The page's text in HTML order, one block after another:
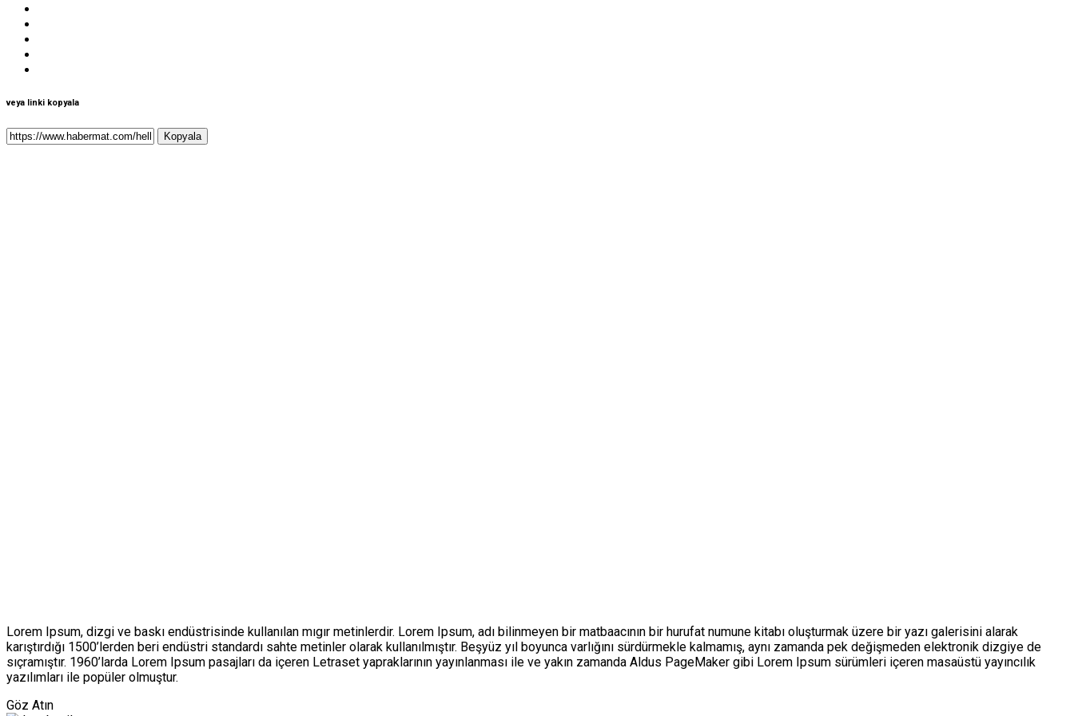
veya linki kopyala
Kopyala
Lorem Ipsum, dizgi ve baskı endüstrisinde kullanılan mıgır metinlerdir. Lorem Ipsum, adı bilinmeyen bir matbaacının bir hurufat numune kitabı oluşturmak üzere bir yazı galerisini alarak
karıştırdığı 1500’lerden beri endüstri standardı sahte metinler olarak kullanılmıştır. Beşyüz yıl boyunca varlığını sürdürmekle kalmamış, aynı zamanda pek değişmeden elektronik dizgiye de
sıçramıştır. 1960’larda Lorem Ipsum pasajları da içeren Letraset yapraklarının yayınlanması ile ve yakın zamanda Aldus PageMaker gibi Lorem Ipsum sürümleri içeren masaüstü yayıncılık
yazılımları ile popüler olmuştur.
Göz Atın